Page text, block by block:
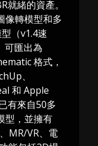
緒的資產。
像轉模型和多
（v1.4速
可匯出為
格式，
、
和 Apple
有來自50多
型，並擁有
MR/VR、電